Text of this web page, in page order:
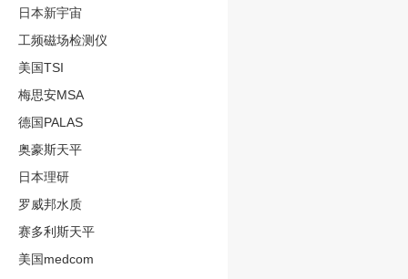
日本新宇宙
工频磁场检测仪
美国TSI
梅思安MSA
德国PALAS
奥豪斯天平
日本理研
罗威邦水质
赛多利斯天平
美国medcom